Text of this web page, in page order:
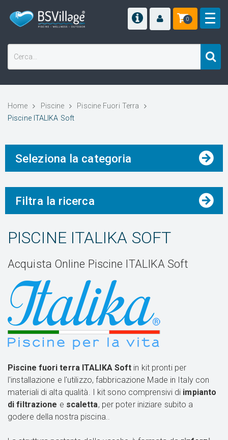
0
Home Piscine
Piscine Fuori Terra
Piscine ITALIKA Soft
Seleziona la categoria
Filtra la ricerca
PISCINE ITALIKA SOFT
Acquista Online Piscine ITALIKA Soft
Piscine fuori terra ITALIKA Soft in kit pronti per
l'installazione e l'utilizzo, fabbricazione Made in Italy con
materiali di alta qualità. I kit sono comprensivi di impianto
di filtrazione e scaletta, per poter iniziare subito a
godere della nostra piscina..